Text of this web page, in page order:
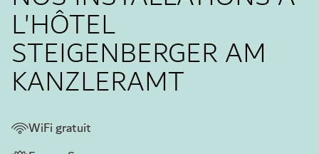
L'HÔTEL
STEIGENBERGER AM
KANZLERAMT
WiFi gratuit